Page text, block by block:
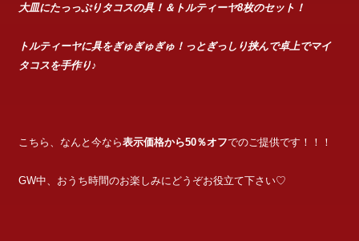
大皿にたっっぷりタコスの具！＆トルティーヤ8枚のセット！
トルティーヤに具をぎゅぎゅぎゅ！っとぎっしり挟んで卓上でマイ
タコスを手作り♪
こちら、なんと今なら表示価格から50％オフでのご提供です！！！
GW中、おうち時間のお楽しみにどうぞお役立て下さい♡